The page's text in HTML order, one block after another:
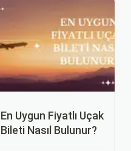
Özellikle uçak bileti alırken
hem bütçeyi korumak hem
de konforlu bir seyahat
sağlamak adına büyük
En Uygun Fiyatlı Uçak
Bileti Nasıl Bulunur?